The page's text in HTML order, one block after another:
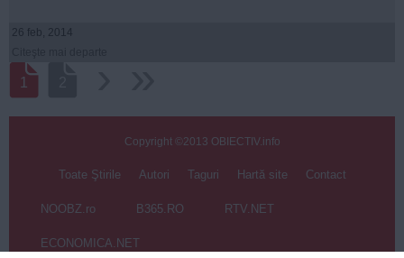
26 feb, 2014
1
Copyright ©2013 OBIECTIV.info
Toate Ştirile Autori Taguri Hartă site Contact
NOOBZ.ro B365.RO RTV.NET
ECONOMICA.NET